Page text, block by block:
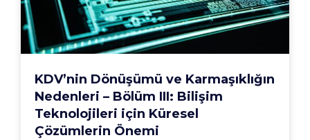
KDV’nin Dönüşümü ve Karmaşıklığın
Nedenleri – Bölüm III: Bilişim
Teknolojileri için Küresel
Çözümlerin Önemi